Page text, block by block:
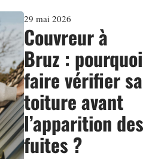
29 mai 2026
Couvreur à
Bruz : pourquoi
faire vérifier sa
toiture avant
l’apparition des
fuites ?